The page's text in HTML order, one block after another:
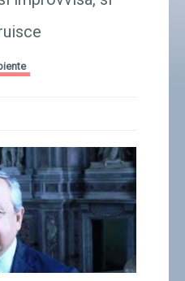
Abbonarsi
Contatti